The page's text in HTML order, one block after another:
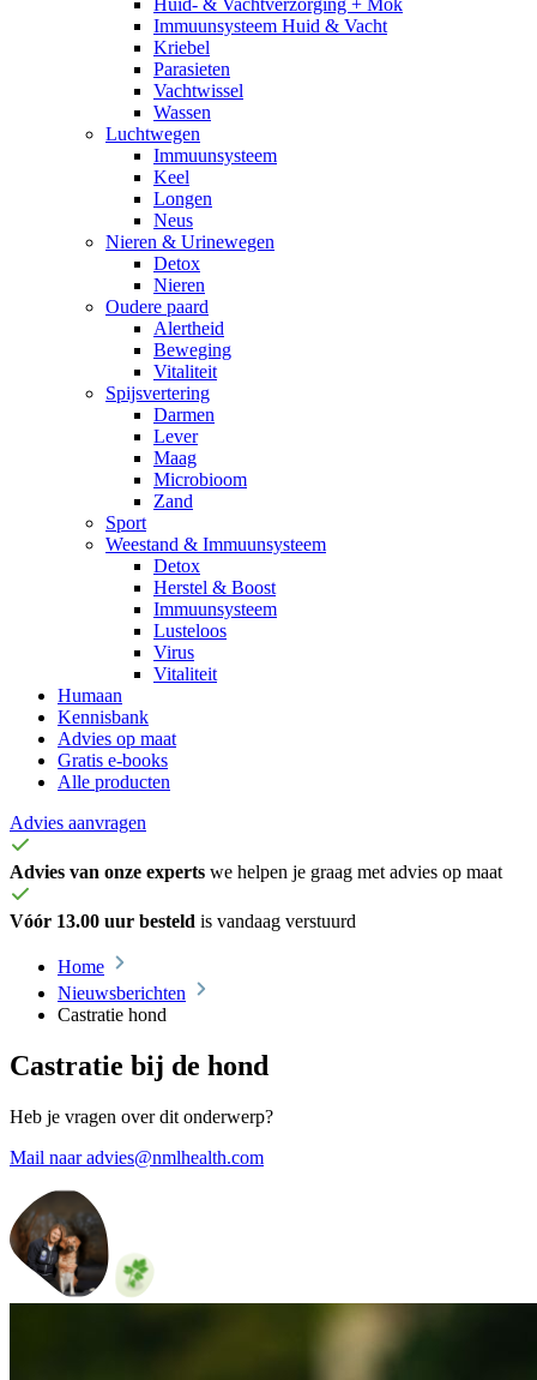
Huid- & Vachtverzorging + Mok
Immuunsysteem Huid & Vacht
Kriebel
Parasieten
Vachtwissel
Wassen
Luchtwegen
Immuunsysteem
Keel
Longen
Neus
Nieren & Urinewegen
Detox
Nieren
Oudere paard
Alertheid
Beweging
Vitaliteit
Spijsvertering
Darmen
Lever
Maag
Microbioom
Zand
Sport
Weestand & Immuunsysteem
Detox
Herstel & Boost
Immuunsysteem
Lusteloos
Virus
Vitaliteit
Humaan
Kennisbank
Advies op maat
Gratis e-books
Alle producten
Advies aanvragen
Advies van onze experts we helpen je graag met advies op maat
Vóór 13.00 uur besteld is vandaag verstuurd
Home
Nieuwsberichten
Castratie hond
Castratie bij de hond
Heb je vragen over dit onderwerp?
Mail naar advies@nmlhealth.com